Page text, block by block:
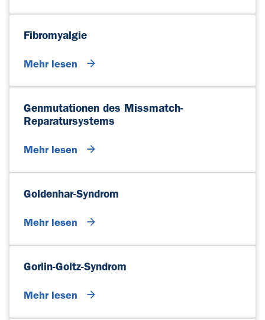
Fibromyalgie
Mehr lesen
Genmutationen des Missmatch-
Reparatursystems
Mehr lesen
Goldenhar-Syndrom
Mehr lesen
Gorlin-Goltz-Syndrom
Mehr lesen